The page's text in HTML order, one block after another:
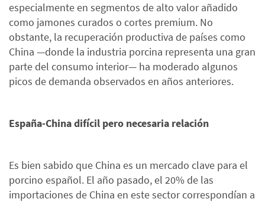
especialmente en segmentos de alto valor añadido
como jamones curados o cortes premium. No
obstante, la recuperación productiva de países como
China —donde la industria porcina representa una gran
parte del consumo interior— ha moderado algunos
picos de demanda observados en años anteriores.
España-China difícil pero necesaria relación
Es bien sabido que China es un mercado clave para el
porcino español. El año pasado, el 20% de las
importaciones de China en este sector correspondían a